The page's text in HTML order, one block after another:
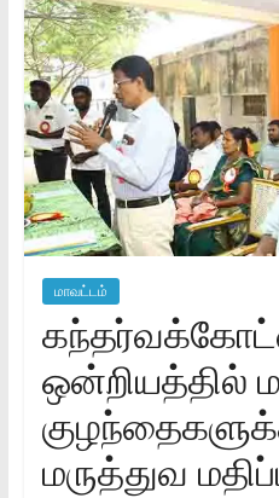
மாவட்டம்
ஒன்றியத்தில்
மருத்துவ